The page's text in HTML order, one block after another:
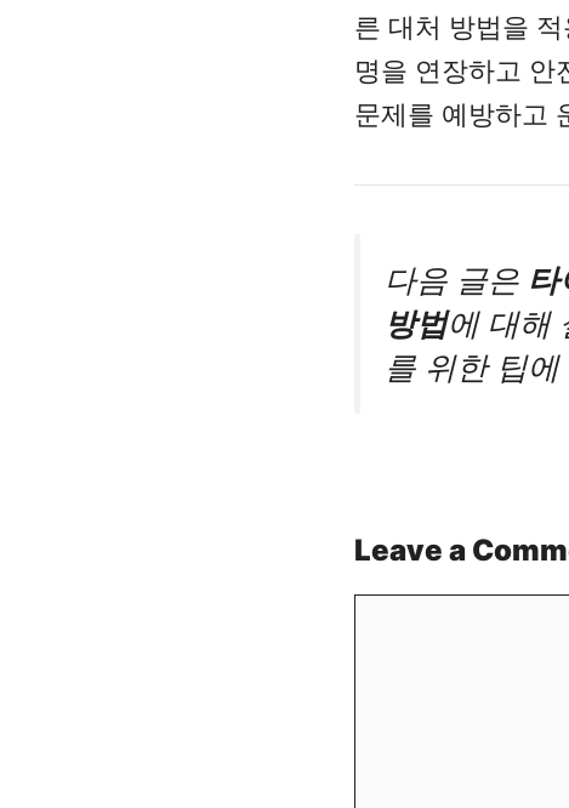
른 대처 방법을
명을 연장하고 안
문제를 예방하고
다음 글은 타
방법에 대해
를 위한 팁
Leave a